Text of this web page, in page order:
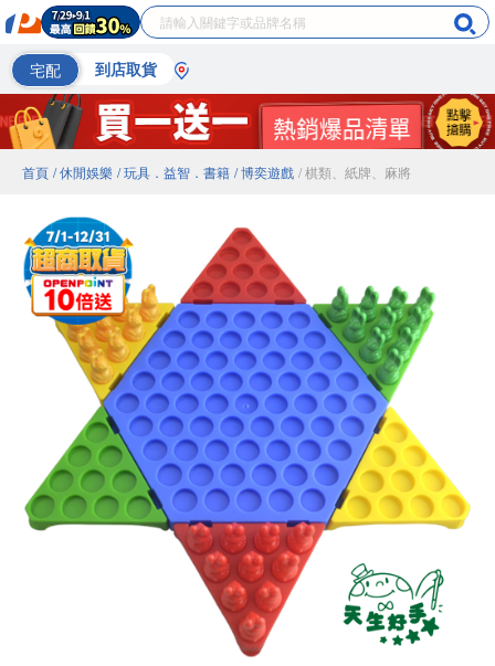
宅配 到店取貨
首頁 / 休閒娛樂 / 玩具．益智．書籍 / 博奕遊戲 / 棋類、紙牌、麻將